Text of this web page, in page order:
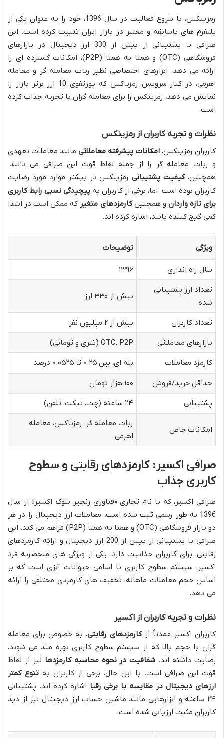
رمزینکس، با شروع فعالیت در سال 1396، خود را به عنوان یکی از
پلتفرم های باسابقه و معتبر در بازار ایران تثبیت کرده است. این
صرافی با پشتیبانی از بیش از 330 ارز دیجیتال در بازارهای
فروشگاهی (OTC) و همتا به همتا (P2P)، امکانات گسترده ای را
ارائه می دهد. ابزارهای اختصاصی نظیر ربات معامله گر و معامله
اهرمی، در کنار سرویس رمزباکس که پورتفوی 10 ارز برتر بازار را
نمایش می دهد، رمزینکس را برای معامله گران با تجربه جذاب کرده
است.
نظرات و تجربه کاربران از رمزینکس
کاربران رمزینکس، امکانات پیشرفته معاملاتی مانند معاملات تعهدی
و ربات معامله گر را از جمله نقاط قوت این صرافی می دانند.
همچنین،کیفیت پشتیبانیرمزینکس در بیشتر موارد مورد رضایت
کاربران بوده است. اما، برخی از کاربران به پیچیدگی نسبی رابط کاربری
برای تازه واردان و همچنینکارمزدهای متغیر که ممکن است در ابتدا
کمی گیج کننده باشد، اشاره کرده اند.
ویژگی توضیحات
سال راه اندازی
۱۳۹۶
تعداد ارز پشتیبانی
شده
بیش از ۳۳۰ ارز
تعداد کاربران
بیش از ۲ میلیون نفر
بازارهای معاملاتی
OTC, P2P (تتری و تومانی)
کارمزد معاملات
پله ای، بین ۰.۲۵ تا ۰.۰۵۲۵ درصد
حداقل خرید/فروش
۱۰۰ هزار تومان
پشتیبانی
۲۴ ساعته (چت، تیکت، تلفن)
امکانات خاص
ربات معامله گر، رمزباکس، معامله
اهرمی
صرافی اکسیر: کارمزدهای رقابتی و سطوح
کاربری جذاب
صرافی اکسیر، که با نام تجاری «فناوری زنجیر بلوک اکسیر» از سال
1396 به طور رسمی ثبت شده است، معاملات ارز دیجیتال را در هر
دو بازار فروشگاهی (OTC) و همتا به همتا (P2P) فراهم می کند. این
صرافی با پشتیبانی از بیش از 200 ارز دیجیتال و ارائه کارمزدهای
رقابتی، برای کاربران جذابیت دارد. یکی از ویژگی های منحصربه فرد
اکسیر، سیستم سطوح کاربری با اسامی حیوانات آبزی است که بر
اساس حجم معاملات ماهانه، تخفیف های کارمزدی مختلفی را ارائه
می دهد.
نظرات و تجربه کاربران از اکسیر
کاربران اکسیر عمدتاً ازکارمزدهای رقابتی، به خصوص برای معامله
گران با حجم بالا که از سیستم سطوح کاربری بهره مند می شوند،
رضایت داشته اند. شفافیت در نحوه محاسبه کارمزدها نیز از نقاط
قوت این صرافی است. با این حال، برخی از کاربران به تنوع کمتر
ارزهای دیجیتال در مقایسه با برخی رقبا اشاره کرده اند. پشتیبانی
۲۴ ساعته و ابزارهایی مانند ماشین حساب ارز دیجیتال نیز از دید
کاربران مثبت ارزیابی شده است.